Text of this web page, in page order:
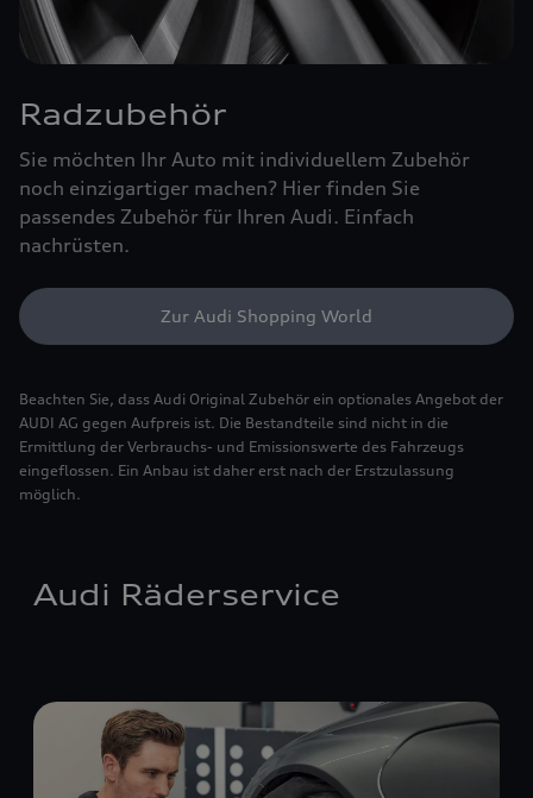
Radzubehör
Sie möchten Ihr Auto mit individuellem Zubehör
noch einzigartiger machen? Hier finden Sie
passendes Zubehör für Ihren Audi. Einfach
nachrüsten.
Zur Audi Shopping World
Beachten Sie, dass Audi Original Zubehör ein optionales Angebot der
AUDI AG gegen Aufpreis ist. Die Bestandteile sind nicht in die
Ermittlung der Verbrauchs- und Emissionswerte des Fahrzeugs
eingeflossen. Ein Anbau ist daher erst nach der Erstzulassung
möglich.
Audi Räderservice